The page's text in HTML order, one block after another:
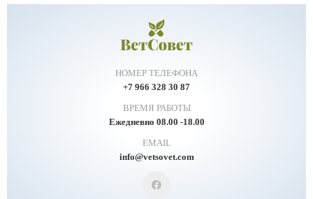
НОМЕР ТЕЛЕФОНА
+7 966 328 30 87
ВРЕМЯ РАБОТЫ
Ежедневно 08.00 -18.00
EMAIL
info@vetsovet.com